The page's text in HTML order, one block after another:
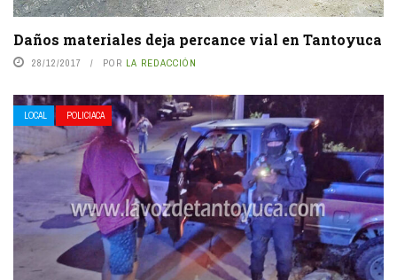
Daños materiales deja percance vial en Tantoyuca
28/12/2017 POR LA REDACCIÓN
LOCAL POLICIACA